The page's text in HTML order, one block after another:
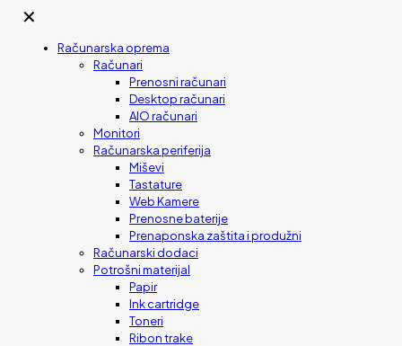
✕
Računarska oprema
Računari
Prenosni računari
Desktop računari
AIO računari
Monitori
Računarska periferija
Miševi
Tastature
Web Kamere
Prenosne baterije
Prenaponska zaštita i produžni
Računarski dodaci
Potrošni materijal
Papir
Ink cartridge
Toneri
Ribon trake